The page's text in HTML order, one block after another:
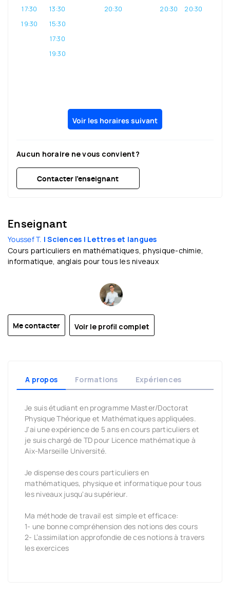
17:30
19:30
13:30
15:30
17:30
19:30
20:30 20:30 20:30
Voir les horaires suivant
Aucun horaire ne vous convient?
Contacter l’enseignant
Enseignant
Youssef T. | Sciences | Lettres et langues
Cours particuliers en mathématiques, physique-chimie,
informatique, anglais pour tous les niveaux
Me contacter Voir le profil complet
A propos Formations Expériences
Je suis étudiant en programme Master/Doctorat
Physique Théorique et Mathématiques appliquées.
J'ai une expérience de 5 ans en cours particuliers et
je suis chargé de TD pour Licence mathématique à
Aix-Marseille Université.
Je dispense des cours particuliers en
mathématiques, physique et informatique pour tous
les niveaux jusqu'au supérieur.
Ma méthode de travail est simple et efficace:
1- une bonne compréhension des notions des cours
2- L’assimilation approfondie de ces notions à travers
les exercices